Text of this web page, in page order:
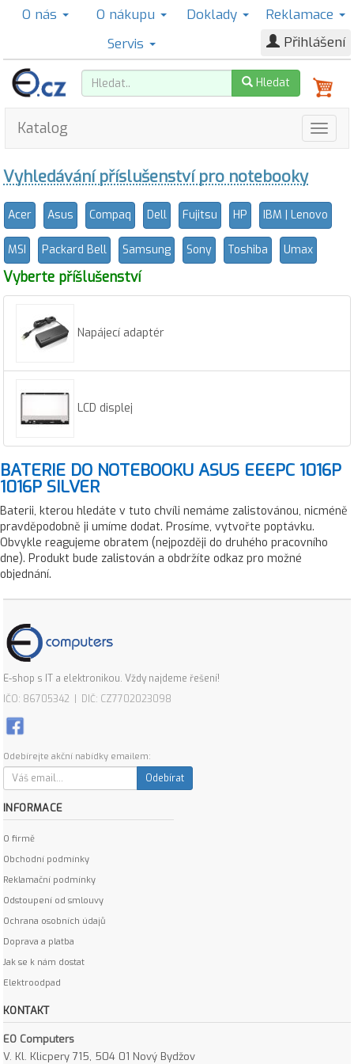
O nás O nákupu Doklady
Reklamace
Servis
Přihlášení
Hledat
Katalog
Vyhledávání příslušenství pro notebooky
Acer Asus Compaq Dell Fujitsu HP IBM | Lenovo
MSI Packard Bell Samsung Sony Toshiba Umax
Vyberte příšlušenství
Napájecí adaptér
LCD displej
BATERIE DO NOTEBOOKU ASUS EEEPC 1016P
1016P SILVER
Baterii, kterou hledáte v tuto chvíli nemáme zalistovánou, nicméně
pravděpodobně ji umíme dodat. Prosíme, vytvořte poptávku.
Obvykle reagujeme obratem (nejpozději do druhého pracovního
dne). Produkt bude zalistován a obdržíte odkaz pro možné
objednání.
E-shop s IT a elektronikou. Vždy najdeme řešení!
IČO: 86705342 | DIČ: CZ7702023098
Odebírejte akční nabídky emailem:
Odebírat
INFORMACE
O firmě
Obchodní podmínky
Reklamační podmínky
Odstoupení od smlouvy
Ochrana osobních údajů
Doprava a platba
Jak se k nám dostat
Elektroodpad
KONTAKT
EO Computers
V. Kl. Klicpery 715, 504 01 Nový Bydžov